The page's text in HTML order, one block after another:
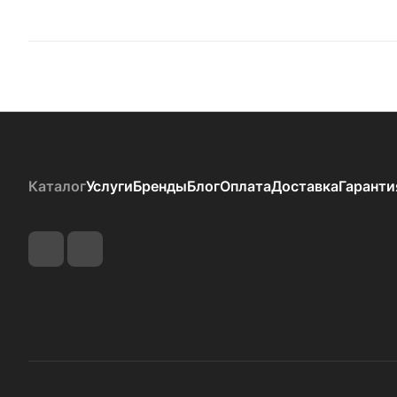
КаталогУслугиБрендыБлогОплатаДоставка